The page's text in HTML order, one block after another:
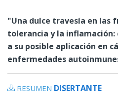
"Una dulce travesía en las
tolerancia y la
a su posible aplicación en
enfermedades
RESUMEN DISERTANTE